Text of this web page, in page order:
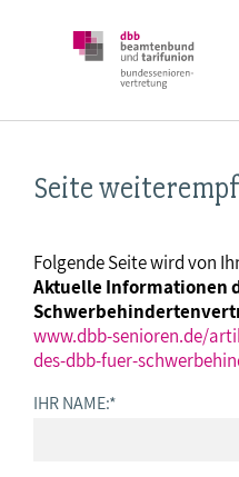
Seite
Folgende Seite wird von
Aktuelle Informationen
www.dbb-senioren.de/
des-dbb-fuer-
IHR NAME:*